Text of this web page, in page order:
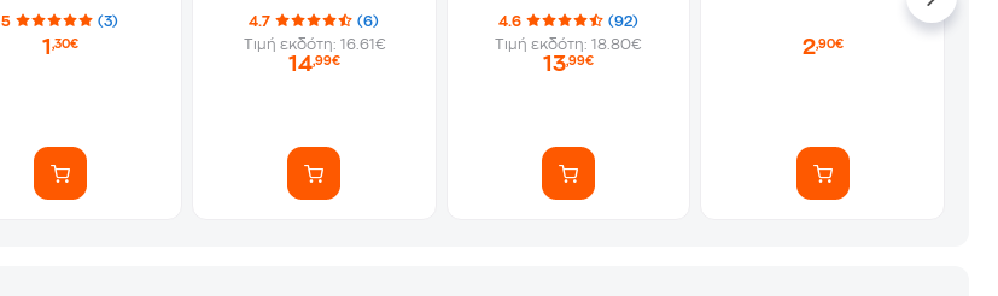
Αυτοκόλλητα)
5 (3)
1 ,30€
4.7
(6)
Τιμή εκδότη: 16.61€
14,99€
4.6
(92)
Τιμή εκδότη: 18.80€
13,99€
2,90€